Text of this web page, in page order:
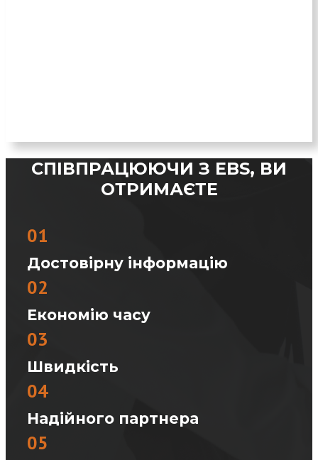
СПІВПРАЦЮЮЧИ З EBS, ВИ
ОТРИМАЄТЕ
01
Достовірну інформацію
02
Економію часу
03
Швидкість
04
Надійного партнера
05